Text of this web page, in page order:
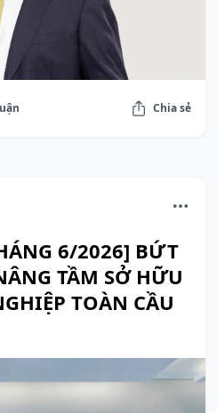
Chia sẻ
6/2026] BỨT
TẦM SỞ HỮU
TOÀN CẦU